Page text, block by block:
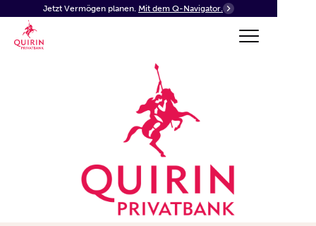
Jetzt Vermögen planen. Mit dem Q-Navigator.